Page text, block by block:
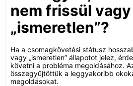
nem frissül vagy
„ismeretlen”?
Ha a csomagkövetési státusz
vagy „ismeretlen” állapotot jelez,
követni a probléma megoldásához.
összegyűjtöttük a leggyakoribb
megoldásokat.